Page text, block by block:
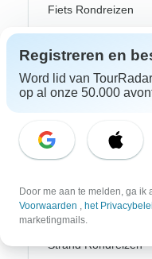
Fiets Rondreizen
Afrika Safari
Culturele Rondreizen
Bus Rondreizen
Trein / Spoor Reizen
Strand Rondreizen
Registreren en
Word lid van
op al onze 50.000
Door me aan te melden, ga ik
Voorwaarden , het
marketingmails.